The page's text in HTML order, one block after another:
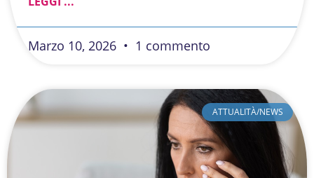
Marzo 10, 2026 1 commento
ATTUALITÀ/NEWS